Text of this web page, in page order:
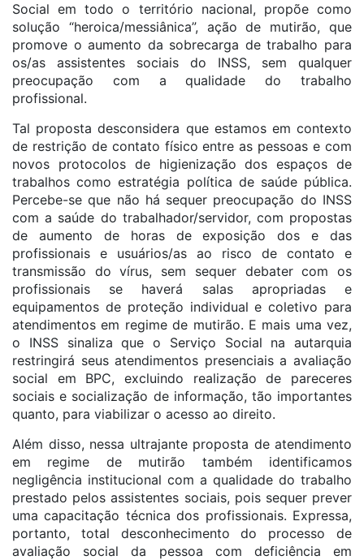
Social em todo o território nacional, propõe como
solução “heroica/messiânica”, ação de mutirão, que
promove o aumento da sobrecarga de trabalho para
os/as assistentes sociais do INSS, sem qualquer
preocupação com a qualidade do trabalho
profissional.
Tal proposta desconsidera que estamos em contexto
de restrição de contato físico entre as pessoas e com
novos protocolos de higienização dos espaços de
trabalhos como estratégia política de saúde pública.
Percebe-se que não há sequer preocupação do INSS
com a saúde do trabalhador/servidor, com propostas
de aumento de horas de exposição dos e das
profissionais e usuários/as ao risco de contato e
transmissão do vírus, sem sequer debater com os
profissionais se haverá salas apropriadas e
equipamentos de proteção individual e coletivo para
atendimentos em regime de mutirão. E mais uma vez,
o INSS sinaliza que o Serviço Social na autarquia
restringirá seus atendimentos presenciais a avaliação
social em BPC, excluindo realização de pareceres
sociais e socialização de informação, tão importantes
quanto, para viabilizar o acesso ao direito.
Além disso, nessa ultrajante proposta de atendimento
em regime de mutirão também identificamos
negligência institucional com a qualidade do trabalho
prestado pelos assistentes sociais, pois sequer prever
uma capacitação técnica dos profissionais. Expressa,
portanto, total desconhecimento do processo de
avaliação social da pessoa com deficiência em